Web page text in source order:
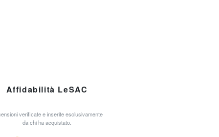
Affidabilità LeSAC
verificate e inserite esclusivamente
da chi ha acquistato.